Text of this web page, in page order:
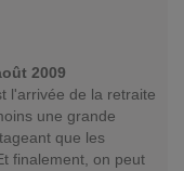
2009
l'arrivée de la retraite
une grande
que les
finalement, on peut